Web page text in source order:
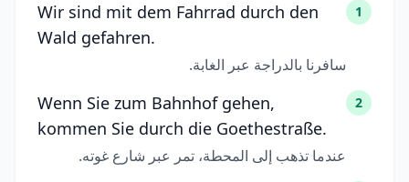
1
Wir sind mit dem Fahrrad durch den
Wald gefahren.
سافرنا بالدراجة عبر الغابة.
2
Wenn Sie zum Bahnhof gehen,
kommen Sie durch die Goethestraße.
عندما تذهب إلى المحطة، تمر عبر شارع غوته.